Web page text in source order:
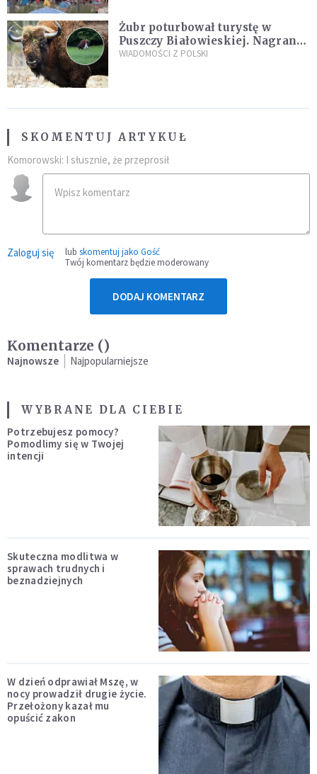
Żubr poturbował turystę w
Puszczy Białowieskiej. Nagranie
daje do myślenia
WIADOMOŚCI Z POLSKI
SKOMENTUJ ARTYKUŁ
Komorowski: I słusznie, że przeprosił
Zaloguj się lub skomentuj jako Gość
Twój komentarz będzie moderowany
DODAJ KOMENTARZ
Komentarze ()
Najnowsze Najpopularniejsze
WYBRANE DLA CIEBIE
Potrzebujesz pomocy?
Pomodlimy się w Twojej
intencji
Skuteczna modlitwa w
sprawach trudnych i
beznadziejnych
W dzień odprawiał Mszę, w
nocy prowadził drugie życie.
Przełożony kazał mu
opuścić zakon